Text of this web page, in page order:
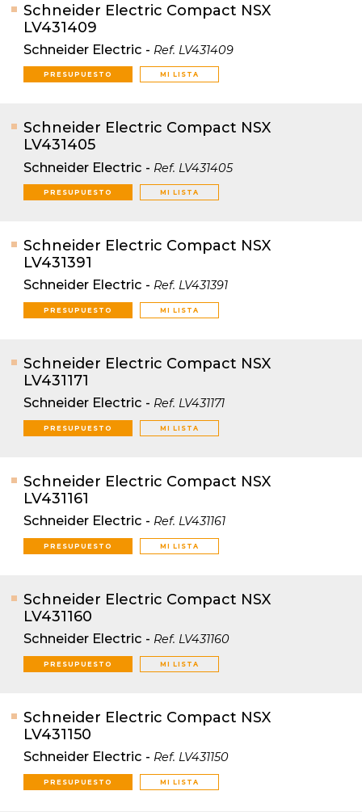
Schneider Electric Compact NSX
LV431409
Schneider Electric - Ref. LV431409
PRESUPUESTO MI LISTA
Schneider Electric Compact NSX
LV431405
Schneider Electric - Ref. LV431405
PRESUPUESTO MI LISTA
Schneider Electric Compact NSX
LV431391
Schneider Electric - Ref. LV431391
PRESUPUESTO MI LISTA
Schneider Electric Compact NSX
LV431171
Schneider Electric - Ref. LV431171
PRESUPUESTO MI LISTA
Schneider Electric Compact NSX
LV431161
Schneider Electric - Ref. LV431161
PRESUPUESTO MI LISTA
Schneider Electric Compact NSX
LV431160
Schneider Electric - Ref. LV431160
PRESUPUESTO MI LISTA
Schneider Electric Compact NSX
LV431150
Schneider Electric - Ref. LV431150
PRESUPUESTO MI LISTA